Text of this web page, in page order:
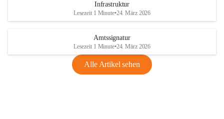
Infrastruktur
Lesezeit 1 Minute•24. März 2026
Amtssignatur
Lesezeit 1 Minute•24. März 2026
Alle Artikel sehen